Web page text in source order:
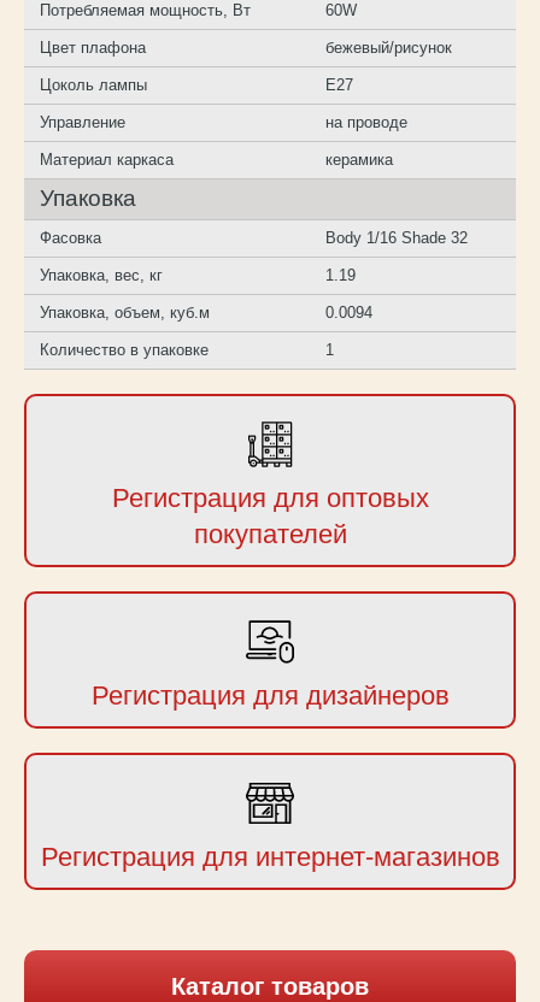
Потребляемая мощность, Вт 60W
Цвет плафона бежевый/рисунок
Цоколь лампы E27
Управление на проводе
Материал каркаса керамика
Упаковка
Фасовка Body 1/16 Shade 32
Упаковка, вес, кг 1.19
Упаковка, объем, куб.м 0.0094
Количество в упаковке 1
Регистрация для оптовых
покупателей
Регистрация для дизайнеров
Регистрация для интернет-магазинов
Каталог товаров